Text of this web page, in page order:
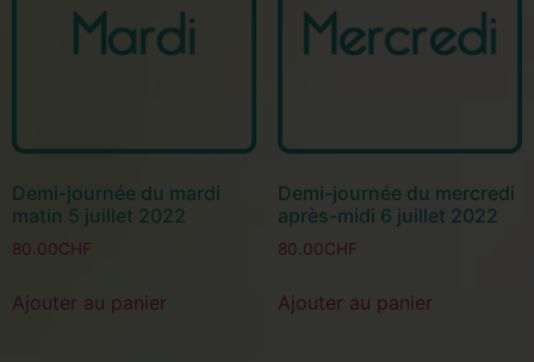
Demi-journée du mardi
matin 5 juillet 2022
80.00CHF
Ajouter au panier
Demi-journée du mercredi
après-midi 6 juillet 2022
80.00CHF
Ajouter au panier